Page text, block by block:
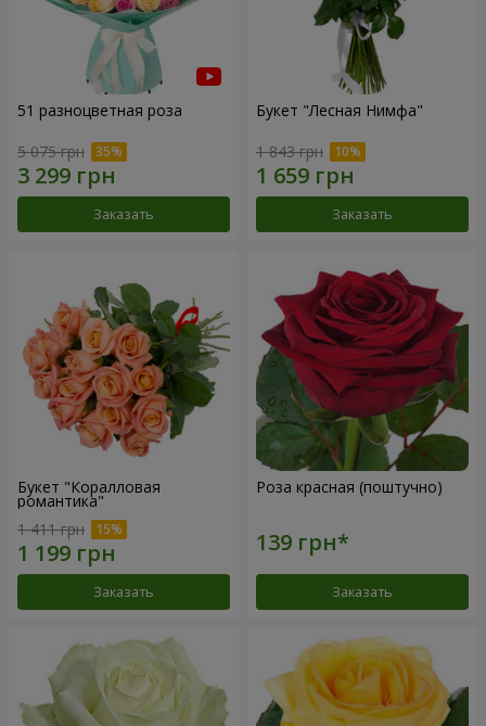
51 разноцветная роза
5 075 грн
Заказать
Букет "Лесная Нимфа"
1 843 грн
Заказать
Букет "Коралловая
романтика"
1 411 грн
Заказать
Роза красная (поштучно)
Заказать